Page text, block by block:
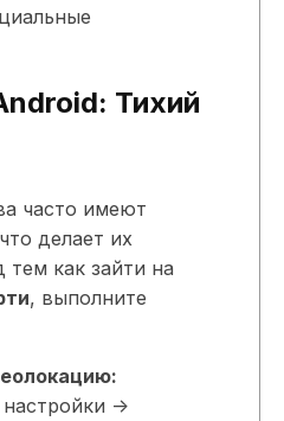
Тихий
часто имеют
делает их
как зайти на
, выполните
->